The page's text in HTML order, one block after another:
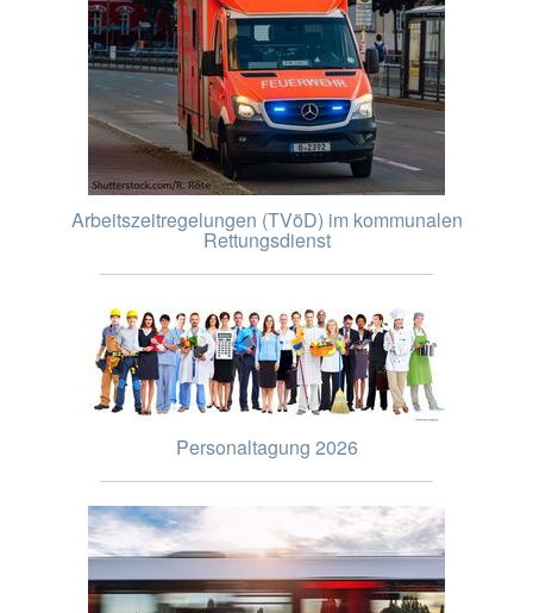
Arbeitszeitregelungen (TVöD) im kommunalen
Rettungsdienst
Personaltagung 2026